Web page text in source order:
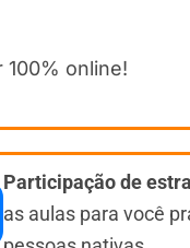
online!
Participação de
as aulas para você